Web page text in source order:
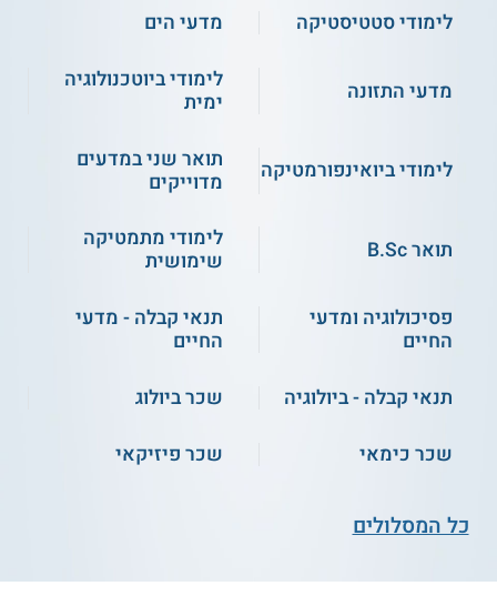
לימודי סטטיסטיקה
מדעי הים
מדעי התזונה
לימודי ביוטכנולוגיה
ימית
לימודי ביואינפורמטיקה
תואר שני במדעים
מדוייקים
תואר B.Sc
לימודי מתמטיקה
שימושית
פסיכולוגיה ומדעי
החיים
תנאי קבלה - מדעי
החיים
תנאי קבלה - ביולוגיה
שכר ביולוג
שכר כימאי
שכר פיזיקאי
כל המסלולים